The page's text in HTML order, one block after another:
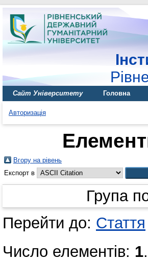
Сайт Університету Головна
Авторизація
Вгору на рівень
Експорт в
Група
Перейти до: Стаття
Число елементів: 1.